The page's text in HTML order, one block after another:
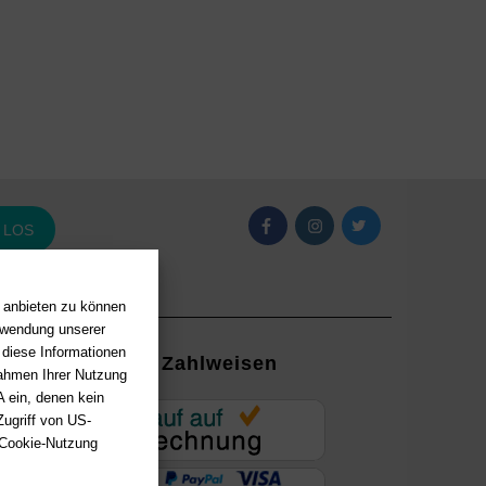
zu können
unserer
Informationen
Ihrer Nutzung
ein, denen kein
von US-
Nutzung
LOS
mit
Zahlweisen